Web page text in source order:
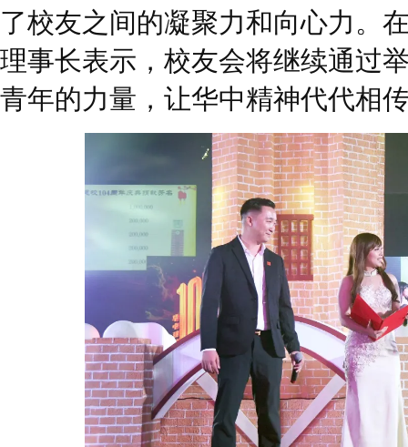
了校友之间的凝聚力和向心力。
理事长表示，校友会将继续通过
青年的力量，让华中精神代代相